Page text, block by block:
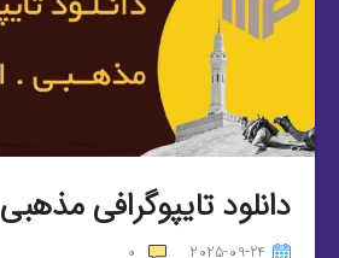
دانلود تایپوگرافی مذهبی
2025-09-24
0